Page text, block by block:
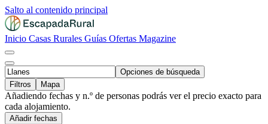
Salto al contenido principal
Inicio Casas Rurales Guías Ofertas Magazine
Opciones de búsqueda
Filtros
Mapa
Añadiendo fechas y n.º de personas podrás ver el precio exacto para
cada alojamiento.
Añadir fechas